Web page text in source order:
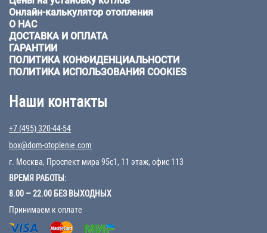
Онлайн-калькулятор отопления
О НАС
ДОСТАВКА И ОПЛАТА
ГАРАНТИИ
ПОЛИТИКА КОНФИДЕНЦИАЛЬНОСТИ
ПОЛИТИКА ИСПОЛЬЗОВАНИЯ COOKIES
Наши контакты
+7 (495) 320-44-54
box@dom-otoplenie.com
г. Москва, Проспект мира 95с1, 11 этаж, офис 113
ВРЕМЯ РАБОТЫ:
8.00 – 22.00 БЕЗ ВЫХОДНЫХ
Принимаем к оплате